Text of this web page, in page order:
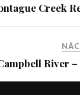
Creek
River